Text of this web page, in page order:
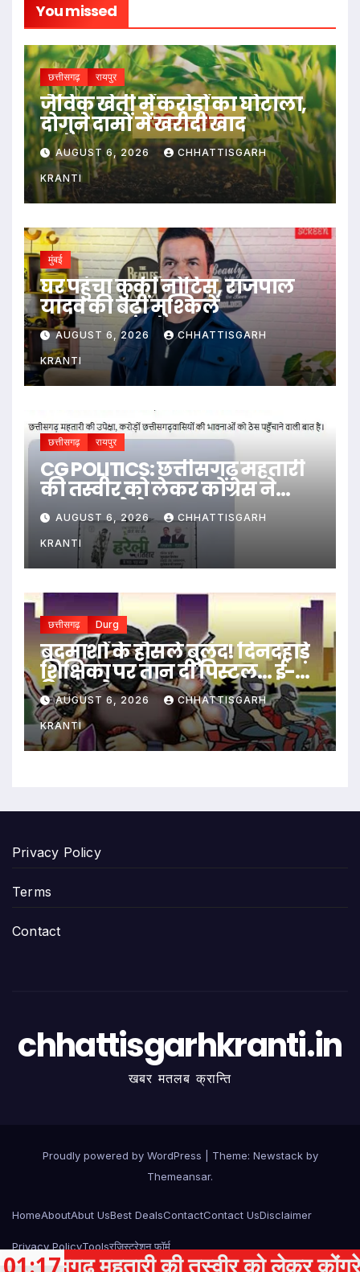
You missed
छत्तीसगढ़ रायपुर
जैविक खेती में करोड़ों का घोटाला,
दोगुने दामों में खरीदी खाद
AUGUST 6, 2026 CHHATTISGARH
KRANTI
मुंबई
घर पहुंचा कुर्की नोटिस, राजपाल
यादव की बढ़ीं मुश्किलें
AUGUST 6, 2026 CHHATTISGARH
KRANTI
छत्तीसगढ़ रायपुर
CG POLITICS: छत्तीसगढ़ महतारी
की तस्वीर को लेकर कोंग्रेस ने
सरकार को घेरा
AUGUST 6, 2026 CHHATTISGARH
KRANTI
छत्तीसगढ़ Durg
बदमाशों के हौसले बुलंद! दिनदहाड़े
शिक्षिका पर तान दी पिस्टल… ई-
रिक्शा रोककर लूट…
AUGUST 6, 2026 CHHATTISGARH
KRANTI
Privacy Policy
Terms
Contact
chhattisgarhkranti.in
खबर मतलब क्रान्ति
Proudly powered by WordPress Theme: Newstackby
Themeansar.
HomeAboutAbut UsBest DealsContactContact UsDisclaimer
Privacy PolicyToolsरजिस्ट्रेशन फॉर्म
महतारी की तस्वीर को लेकर कोंग्रेस ने
01:17